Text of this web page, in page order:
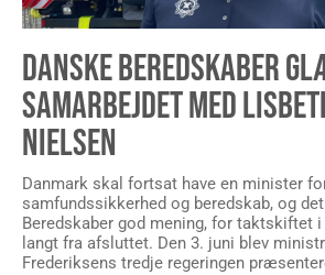
DANSKE BEREDSKABER
SAMARBEJDET MED
NIELSEN
Danmark skal fortsat have en minister
samfundssikkerhed og beredskab, og
Beredskaber god mening, for taktskiftet
langt fra afsluttet. Den 3. juni blev
Frederiksens tredje regeringen